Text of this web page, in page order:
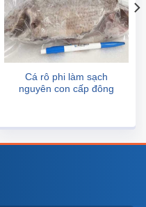
Cá rô phi làm sạch
nguyên con cấp đông